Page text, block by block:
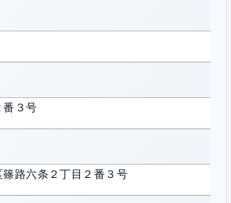
番３号
路六条２丁目２番３号